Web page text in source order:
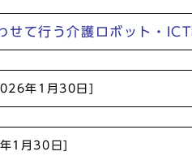
て行う介護ロボット・ICT
年1月30日]
1月30日]